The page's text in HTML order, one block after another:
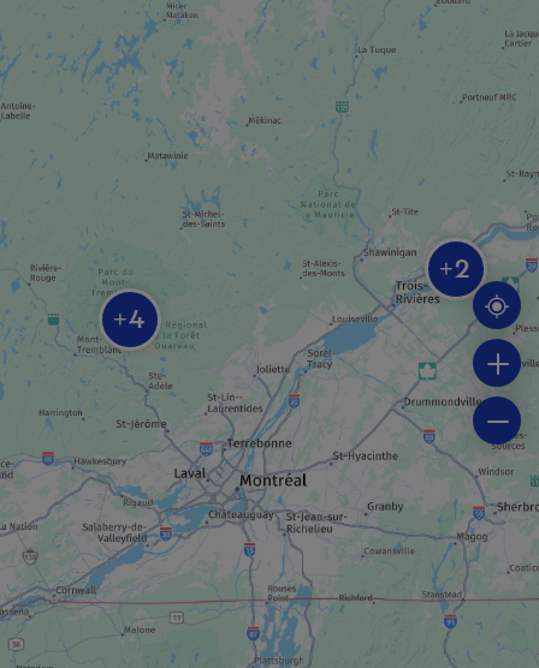
PARQUE REGIONAL / MUNICIPAL
Parque de los Pioneros
PISTA / SENDERO
Club de aire libre de Saint-Donat
CENTRO DE ESQUÍ ALPINO
Ski Garceau
SPA
Hôtel Spa Le Suisse
PISTA / SENDERO
Sendero Inter-Centre
+2
+4